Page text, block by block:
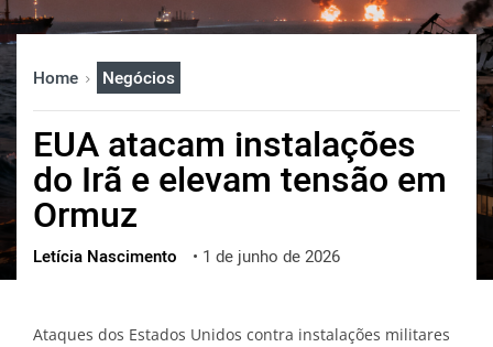
deutsch
中文
한국어
العربية
ქართული
Home Negócios
EUA atacam instalações
do Irã e elevam tensão em
Ormuz
Letícia Nascimento • 1 de junho de 2026
Ataques dos Estados Unidos contra instalações militares